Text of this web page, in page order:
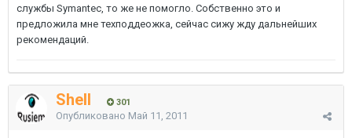
службы Symantec, то же не помогло. Собственно это и
предложила мне техподдеожка, сейчас сижу жду дальнейших
рекомендаций.
Shell 301
Опубликовано Май 11, 2011